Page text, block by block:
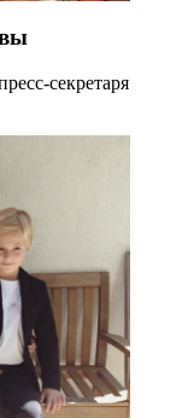
секретаря